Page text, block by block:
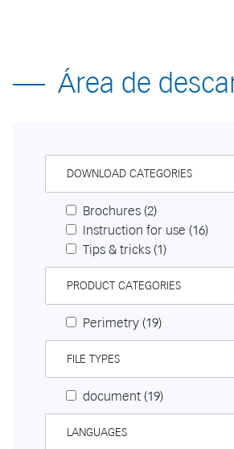
Área de
DOWNLOAD CATEGORIES
Brochures (2)
Instruction for use (16)
Tips & tricks (1)
PRODUCT CATEGORIES
Perimetry (19)
FILE TYPES
document (19)
LANGUAGES